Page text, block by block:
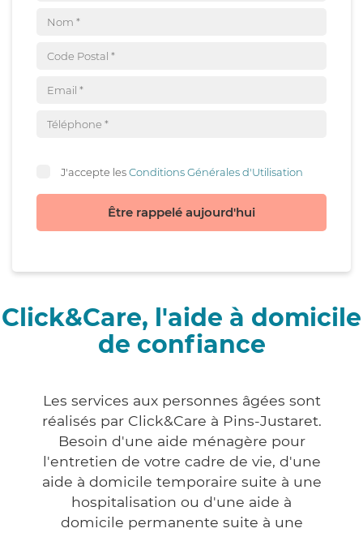
J'accepte lesConditions Générales d'Utilisation
Être rappelé aujourd'hui
Click&Care, l'aide à domicile
de confiance
Les services aux personnes âgées sont
réalisés par Click&Care à Pins-Justaret.
Besoin d'une aide ménagère pour
l'entretien de votre cadre de vie, d'une
aide à domicile temporaire suite à une
hospitalisation ou d'une aide à
domicile permanente suite à une